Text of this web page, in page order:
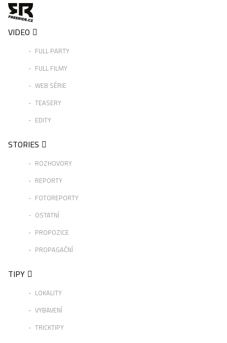
VIDEO
FULL PARTY
FULL FILMY
WEB SÉRIE
TEASERY
EDITY
STORIES
ROZHOVORY
REPORTY
FOTOREPORTY
OSTATNÍ
PROPOZICE
PROPAGAČNÍ
TIPY
LOKALITY
VYBAVENÍ
TRICKTIPY